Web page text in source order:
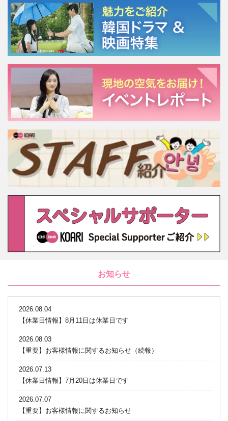
お知らせ
2026.08.04
【休業日情報】8月11日は休業日です
2026.08.03
【重要】お客様情報に関するお知らせ（続報）
2026.07.13
【休業日情報】7月20日は休業日です
2026.07.07
【重要】お客様情報に関するお知らせ